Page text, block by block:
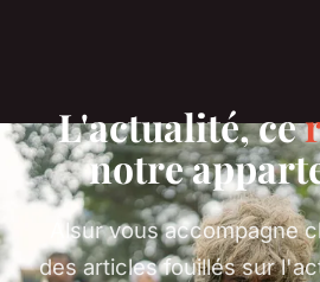
L'actualité, ce
notre
Alsur vous accompagne
des articles fouillés sur